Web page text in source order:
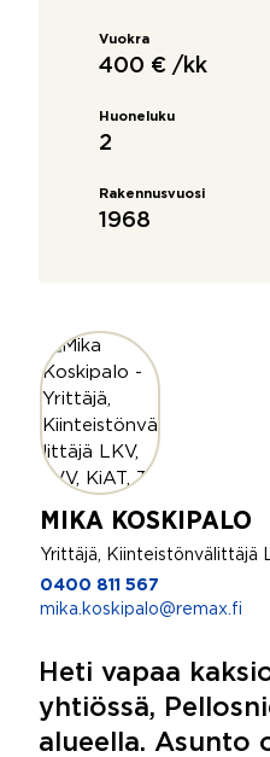
Vuokra
400 € /kk
Huoneluku
2
Rakennusvuosi
1968
MIKA KOSKIPALO
Yrittäjä, Kiinteistönvälittäjä
0400 811 567
mika.koskipalo@remax.fi
Heti vapaa
yhtiössä,
alueella. Asunto